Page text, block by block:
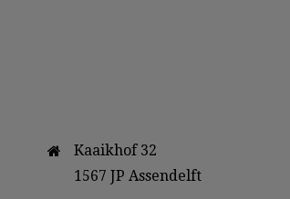
Kaaikhof 32